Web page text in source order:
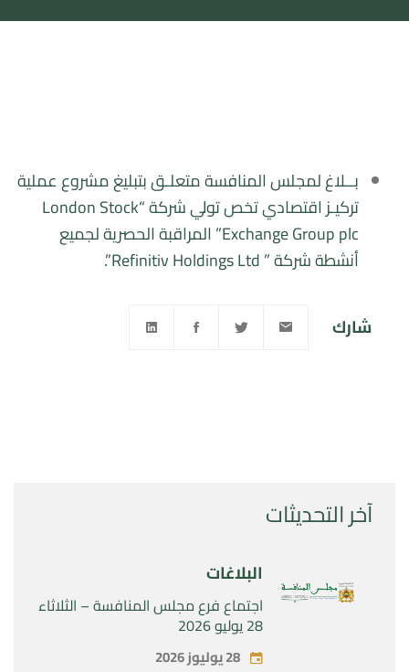
آخر التحديثات
البلاغات
اجتماع فرع مجلس المنافسة – الثلاثاء
28 يوليو 2026
28 يوليوز 2026
بــلاغ لمجلس المنافسة متعلـق بتبليغ مشروع عملية
تركيـز اقتصادي تخص تولي شركة “London Stock
Exchange Group plc” المراقبة الحصرية لجميع
أنشطة شركة ” Refinitiv Holdings Ltd”.
شارك